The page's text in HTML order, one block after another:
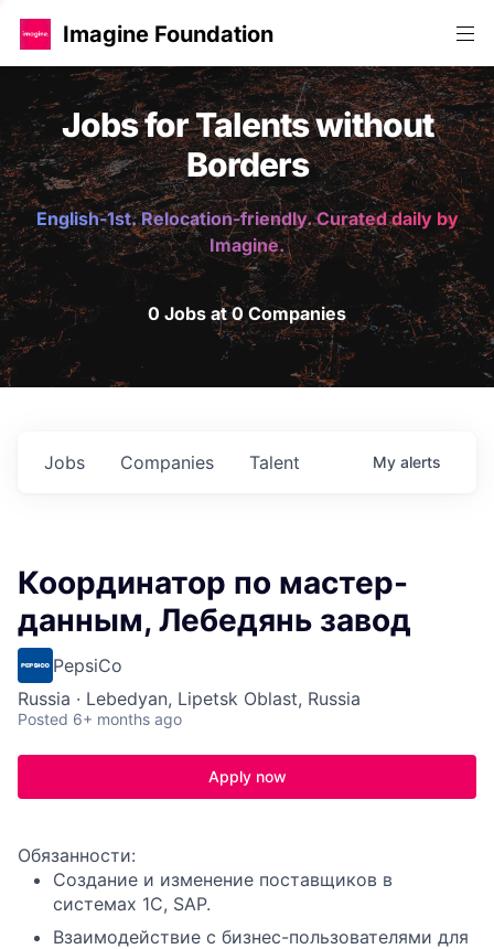
Imagine Foundation
Jobs for Talents without
Borders
English-1st. Relocation-friendly. Curated daily by
Imagine.
0 Jobs at 0 Companies
Jobs Companies Talent My alerts
Координатор по мастер-
данным, Лебедянь завод
PepsiCo
Russia · Lebedyan, Lipetsk Oblast, Russia
Posted 6+ months ago
Apply now
Обязанности:
Создание и изменение поставщиков в
системах 1C, SAP.
Взаимодействие с бизнес-пользователями для